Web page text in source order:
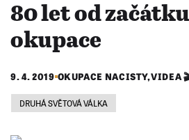
80 let od
okupace
9. 4. 2019 OKUPACE NACISTY,VIDEA
DRUHÁ SVĚTOVÁ VÁLKA